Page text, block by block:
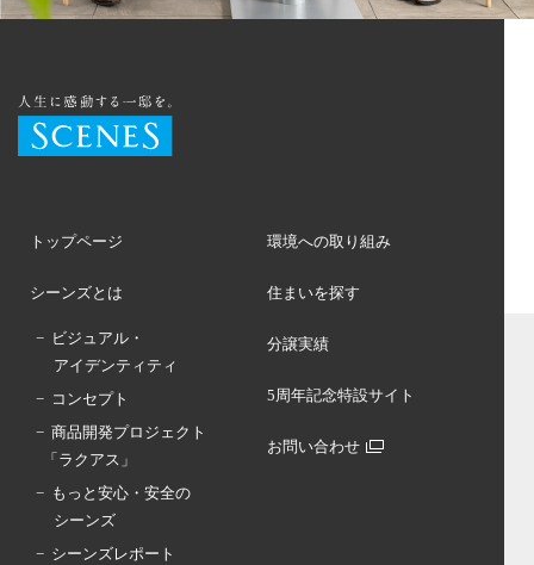
トップページ
シーンズとは
− ビジュアル・
アイデンティティ
− コンセプト
− 商品開発プロジェクト
「ラクアス」
− もっと安心・安全の
シーンズ
− シーンズレポート
環境への取り組み
住まいを探す
分譲実績
5周年記念特設サイト
お問い合わせ